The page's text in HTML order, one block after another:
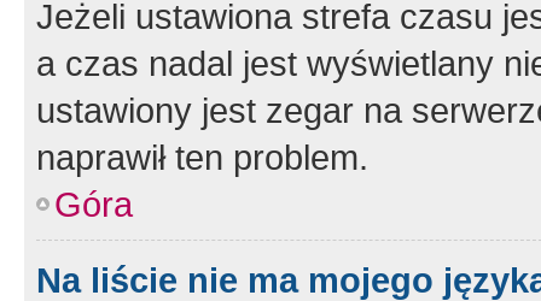
Jeżeli ustawiona strefa czasu
a czas nadal jest wyświetlany
ustawiony jest zegar na
naprawił ten problem.
Góra
Na liście nie ma mojego